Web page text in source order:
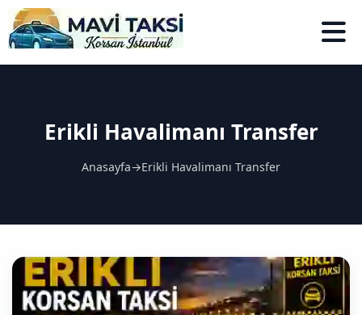
Erikli Havalimanı Transfer
Anasayfa→Erikli Havalimanı Transfer